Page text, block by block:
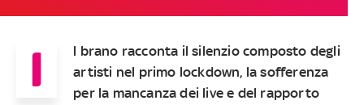
I
l brano racconta il silenzio composto degli
artisti nel primo lockdown, la sofferenza
per la mancanza dei live e del rapporto